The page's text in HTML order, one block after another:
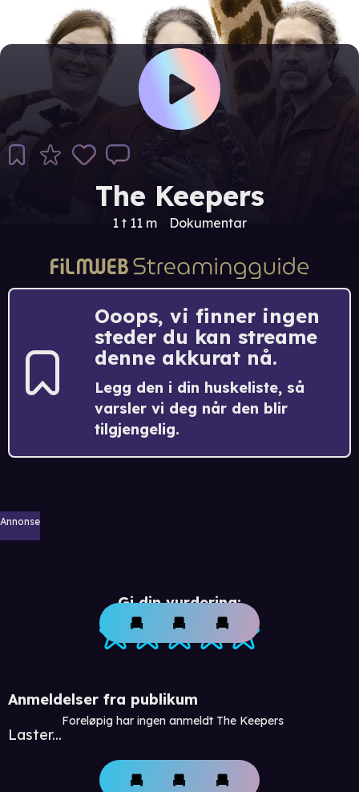
The Keepers
1 t 11 m Dokumentar
Ooops, vi finner ingen
steder du kan streame
denne akkurat nå.
Legg den i din huskeliste, så
varsler vi deg når den blir
tilgjengelig.
Annonse
Gi din vurdering:
Anmeldelser fra publikum
Laster...
Foreløpig har ingen anmeldt The Keepers